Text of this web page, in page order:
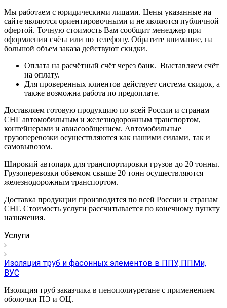
Мы работаем с юридическими лицами. Цены указанные на
сайте являются ориентировочными и не являются публичной
офертой. Точную стоимость Вам сообщит менеджер при
оформлении счёта или по телефону. Обратите внимание, на
большой объем заказа действуют скидки.
Оплата на расчётный счёт через банк. Выставляем счёт
на оплату.
Для проверенных клиентов действует система скидок, а
также возможна работа по предоплате.
Доставляем готовую продукцию по всей России и странам
СНГ автомобильным и железнодорожным транспортом,
контейнерами и авиасообщением. Автомобильные
грузоперевозки осуществляются как нашими силами, так и
самовывозом.
Широкий автопарк для транспортировки грузов до 20 тонны.
Грузоперевозки объемом свыше 20 тонн осуществляются
железнодорожным транспортом.
Доставка продукции производится по всей России и странам
СНГ. Стоимость услуги рассчитывается по конечному пункту
назначения.
Услуги
Изоляция труб и фасонных элементов в ППУ, ППМи,
ВУС
Изоляция труб заказчика в пенополиуретане с применением
оболочки ПЭ и ОЦ.